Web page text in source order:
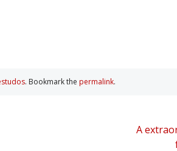
. Bookmark the permalink.
A